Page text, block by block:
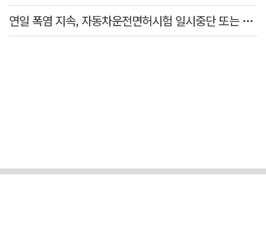
연일 폭염 지속, 자동차운전면허시험 일시중단 또는 축소 운영